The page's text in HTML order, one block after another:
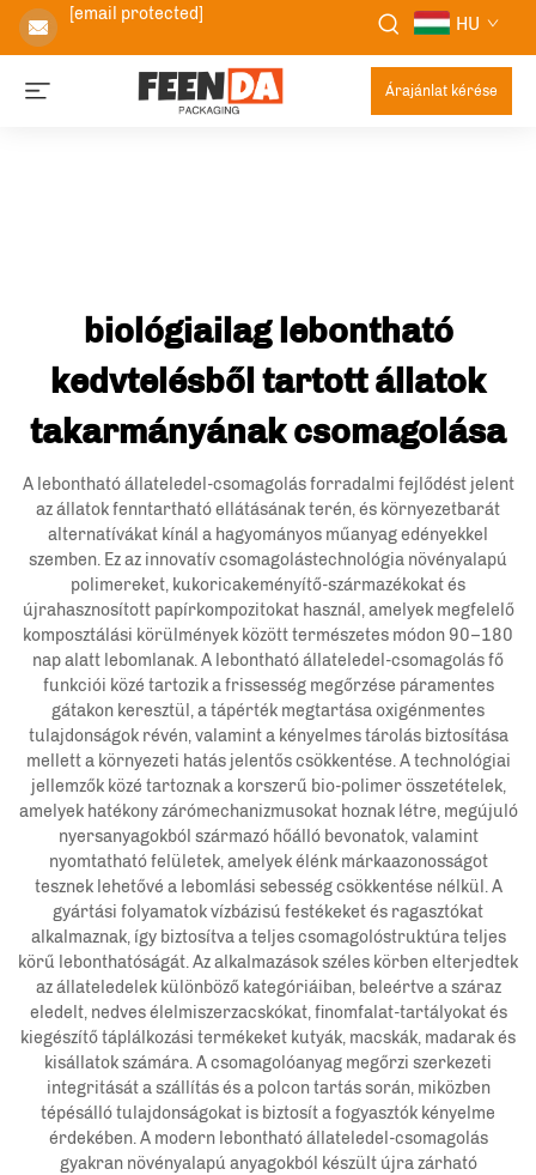
[email protected] HU
Árajánlat kérése
biológiailag lebontható
kedvtelésből tartott állatok
takarmányának csomagolása
A lebontható állateledel-csomagolás forradalmi fejlődést jelent
az állatok fenntartható ellátásának terén, és környezetbarát
alternatívákat kínál a hagyományos műanyag edényekkel
szemben. Ez az innovatív csomagolástechnológia növényalapú
polimereket, kukoricakeményítő-származékokat és
újrahasznosított papírkompozitokat használ, amelyek megfelelő
komposztálási körülmények között természetes módon 90–180
nap alatt lebomlanak. A lebontható állateledel-csomagolás fő
funkciói közé tartozik a frissesség megőrzése páramentes
gátakon keresztül, a tápérték megtartása oxigénmentes
tulajdonságok révén, valamint a kényelmes tárolás biztosítása
mellett a környezeti hatás jelentős csökkentése. A technológiai
jellemzők közé tartoznak a korszerű bio-polimer összetételek,
amelyek hatékony zárómechanizmusokat hoznak létre, megújuló
nyersanyagokból származó hőálló bevonatok, valamint
nyomtatható felületek, amelyek élénk márkaazonosságot
tesznek lehetővé a lebomlási sebesség csökkentése nélkül. A
gyártási folyamatok vízbázisú festékeket és ragasztókat
alkalmaznak, így biztosítva a teljes csomagolóstruktúra teljes
körű lebonthatóságát. Az alkalmazások széles körben elterjedtek
az állateledelek különböző kategóriáiban, beleértve a száraz
eledelt, nedves élelmiszerzacskókat, finomfalat-tartályokat és
kiegészítő táplálkozási termékeket kutyák, macskák, madarak és
kisállatok számára. A csomagolóanyag megőrzi szerkezeti
integritását a szállítás és a polcon tartás során, miközben
tépésálló tulajdonságokat is biztosít a fogyasztók kényelme
érdekében. A modern lebontható állateledel-csomagolás
gyakran növényalapú anyagokból készült újra zárható